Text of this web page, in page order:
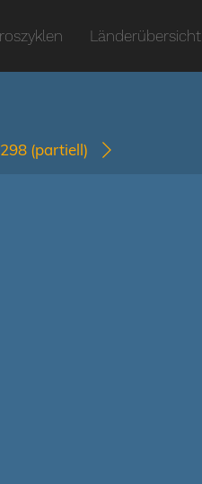
Länderübersicht
(partiell)